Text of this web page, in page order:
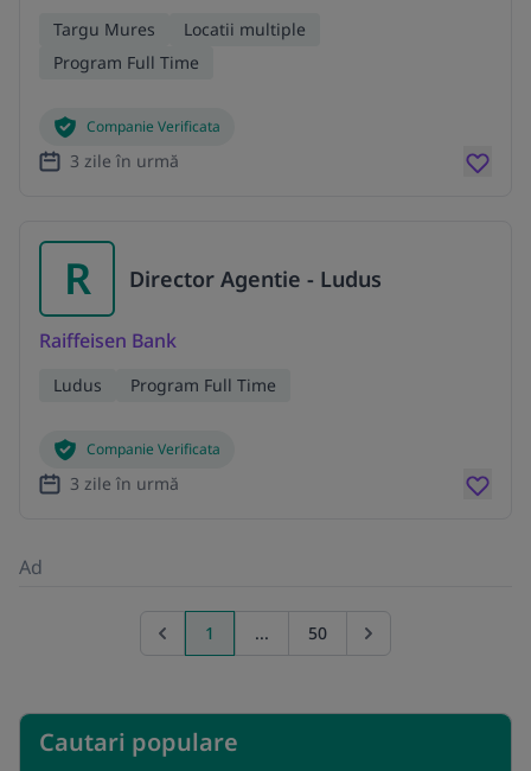
Targu Mures
Locatii multiple
Program Full Time
Companie Verificata
3 zile în urmă
R Director Agentie - Ludus
Raiffeisen Bank
Ludus Program Full Time
Companie Verificata
3 zile în urmă
Ad
Previous page
1 ... 50 Go to next page
Cautari populare